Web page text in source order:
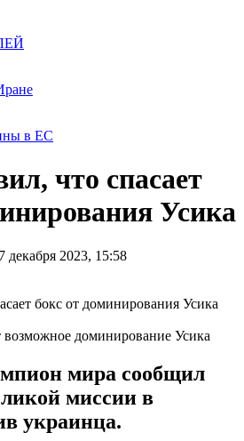
в ЕС
что спасает
Усика
декабря 2023, 15:58
доминирование Усика
мира сообщил
миссии в
украинца.